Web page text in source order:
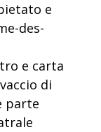
e
des-
e carta
di
parte